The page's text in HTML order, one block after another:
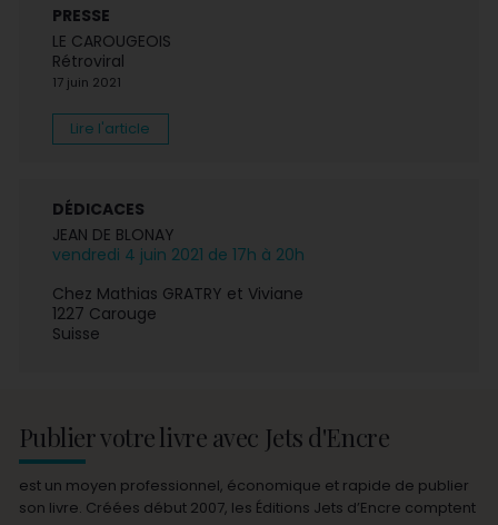
PRESSE
LE CAROUGEOIS
Rétroviral
17 juin 2021
Lire l'article
DÉDICACES
JEAN DE BLONAY
vendredi 4 juin 2021 de 17h à 20h
Chez Mathias GRATRY et Viviane
1227 Carouge
Suisse
Publier votre livre avec Jets d'Encre
est un moyen professionnel, économique et rapide de publier
son livre. Créées début 2007, les Éditions Jets d’Encre comptent